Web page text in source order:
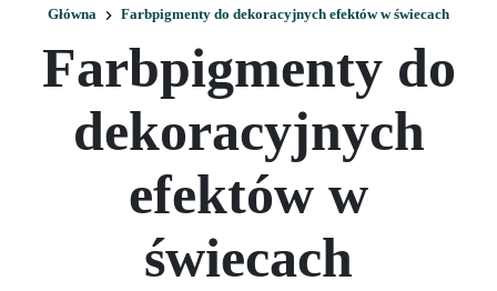
Główna Farbpigmenty do dekoracyjnych efektów w świecach
Farbpigmenty do
dekoracyjnych
efektów w
świecach